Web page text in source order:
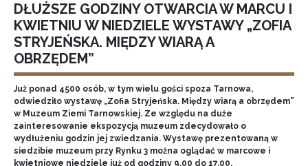
DŁUŻSZE GODZINY OTWARCIA W MARCU I
KWIETNIU W NIEDZIELE WYSTAWY „ZOFIA
STRYJEŃSKA. MIĘDZY WIARĄ A
OBRZĘDEM”
Już ponad 4500 osób, w tym wielu gości spoza Tarnowa,
odwiedziło wystawę „Zofia Stryjeńska. Między wiarą a obrzędem”
w Muzeum Ziemi Tarnowskiej. Ze względu na duże
zainteresowanie ekspozycją muzeum zdecydowało o
wydłużeniu godzin jej zwiedzania. Wystawę prezentowaną w
siedzibie muzeum przy Rynku 3 można oglądać w marcowe i
kwietniowe niedziele już od godziny 9.00 do 17.00.